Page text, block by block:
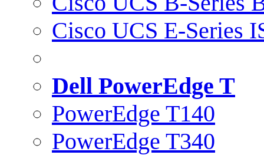
Cisco UCS E-Series
Dell PowerEdge T
PowerEdge T140
PowerEdge T340